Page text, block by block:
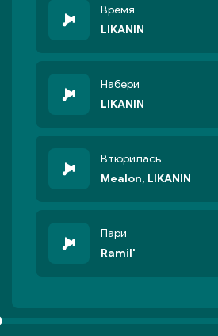
Время
LIKANIN
Набери
LIKANIN
Втюрилась
Mealon, LIKANIN
Пари
Ramil'